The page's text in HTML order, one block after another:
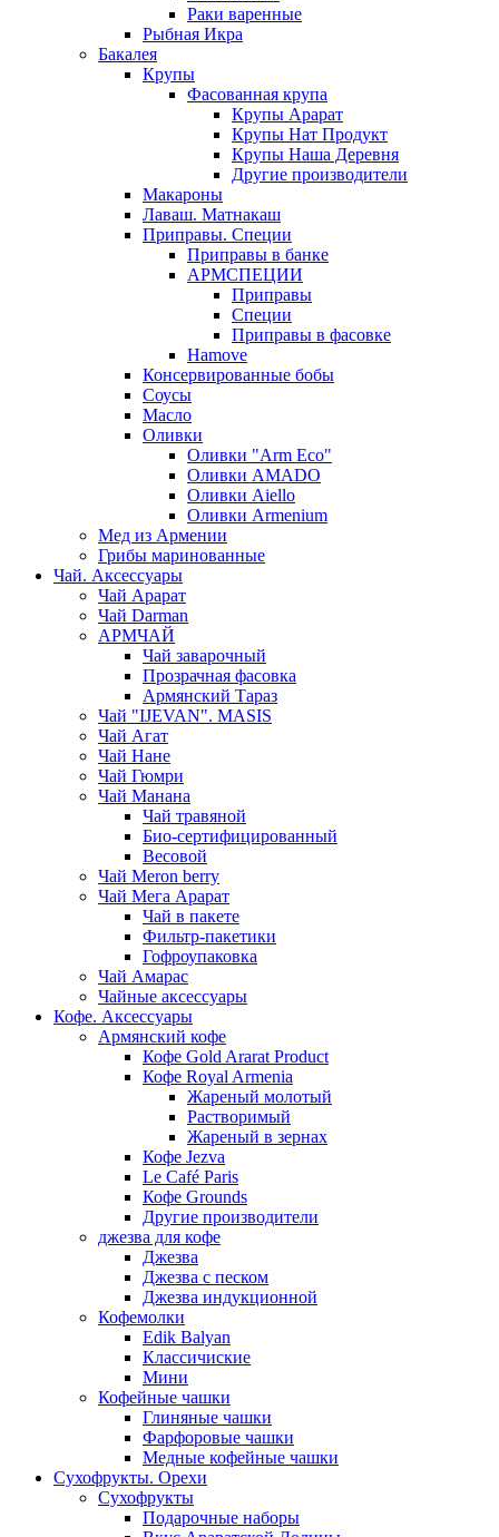
Раки варенные
Рыбная Икра
Бакалея
Крупы
Фасованная крупа
Крупы Арарат
Крупы Нат Продукт
Крупы Наша Деревня
Другие производители
Макароны
Лаваш. Матнакаш
Приправы. Специи
Приправы в банке
АРМСПЕЦИИ
Приправы
Специи
Приправы в фасовке
Hamove
Консервированные бобы
Соусы
Масло
Оливки
Оливки "Arm Eco"
Оливки AMADO
Оливки Aiello
Оливки Armenium
Мед из Армении
Грибы маринованные
Чай. Аксессуары
Чай Арарат
Чай Darman
АРМЧАЙ
Чай заварочный
Прозрачная фасовка
Армянский Тараз
Чай "IJEVAN". MASIS
Чай Агат
Чай Нане
Чай Гюмри
Чай Манана
Чай травяной
Био-сертифицированный
Весовой
Чай Meron berry
Чай Мега Арарат
Чай в пакете
Фильтр-пакетики
Гофроупаковка
Чай Амарас
Чайные аксессуары
Кофе. Аксессуары
Армянский кофе
Кофе Gold Ararat Product
Кофе Royal Armenia
Жареный молотый
Растворимый
Жареный в зернах
Кофе Jezva
Le Café Paris
Кофе Grounds
Другие производители
джезва для кофе
Джезва
Джезва с песком
Джезва индукционной
Кофемолки
Edik Balyan
Классичиские
Мини
Кофейные чашки
Глиняные чашки
Фарфоровые чашки
Медные кофейные чашки
Сухофрукты. Орехи
Сухофрукты
Подарочные наборы